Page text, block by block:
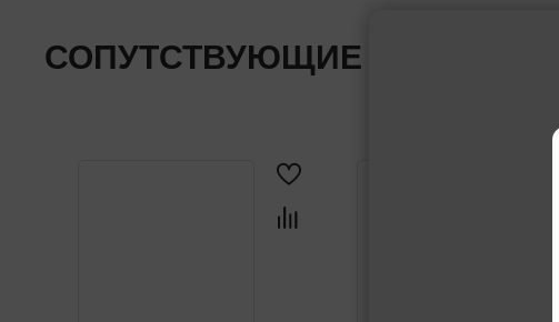
СОПУТСТВУЮЩИЕ ТОВАРЫ